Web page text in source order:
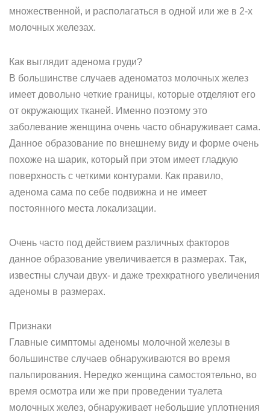
множественной, и располагаться в одной или же в 2-х
молочных железах.
Как выглядит аденома груди?
В большинстве случаев аденоматоз молочных желез
имеет довольно четкие границы, которые отделяют его
от окружающих тканей. Именно поэтому это
заболевание женщина очень часто обнаруживает сама.
Данное образование по внешнему виду и форме очень
похоже на шарик, который при этом имеет гладкую
поверхность с четкими контурами. Как правило,
аденома сама по себе подвижна и не имеет
постоянного места локализации.
Очень часто под действием различных факторов
данное образование увеличивается в размерах. Так,
известны случаи двух- и даже трехкратного увеличения
аденомы в размерах.
Признаки
Главные симптомы аденомы молочной железы в
большинстве случаев обнаруживаются во время
пальпирования. Нередко женщина самостоятельно, во
время осмотра или же при проведении туалета
молочных желез, обнаруживает небольшие уплотнения